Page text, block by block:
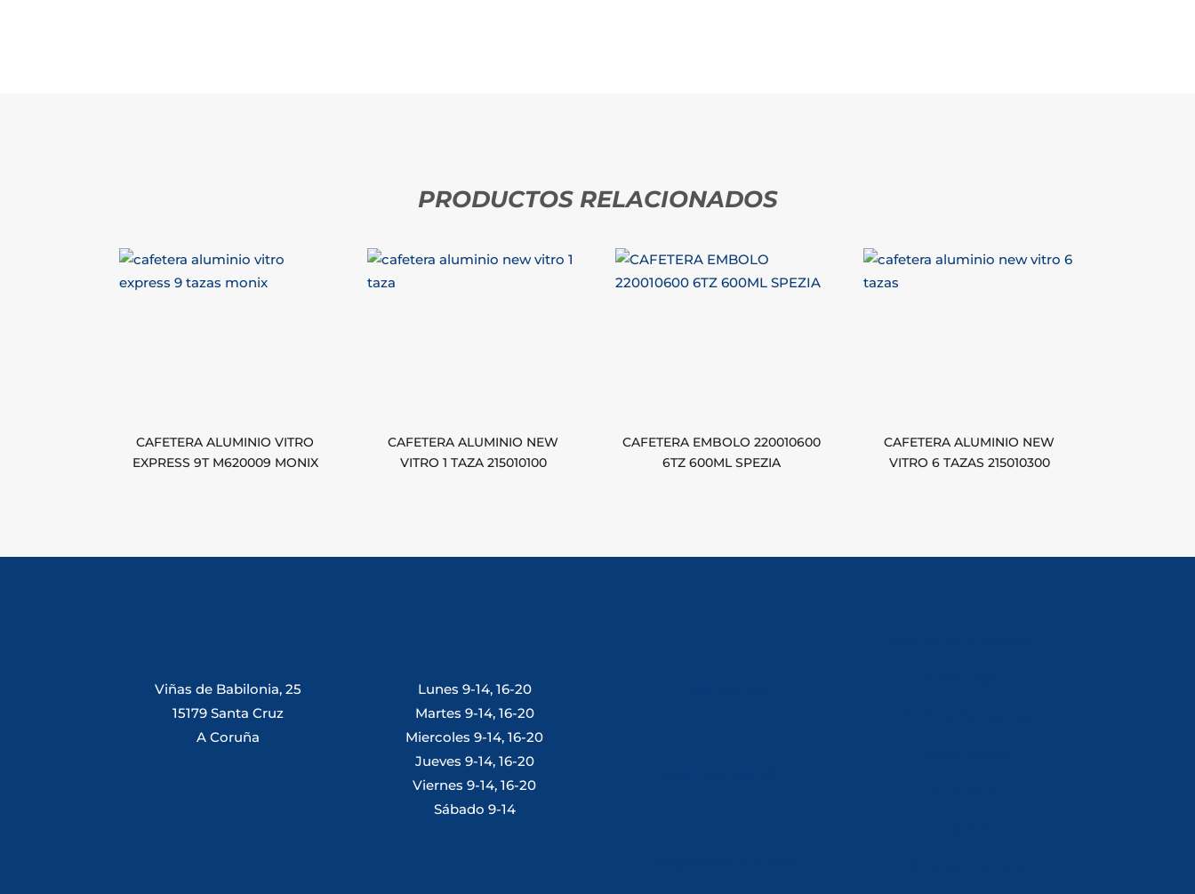
PRODUCTOS RELACIONADOS
CAFETERA ALUMINIO VITRO
EXPRESS 9T M620009 MONIX
CAFETERA ALUMINIO NEW
VITRO 1 TAZA 215010100
CAFETERA EMBOLO 220010600
6TZ 600ML SPEZIA
CAFETERA ALUMINIO NEW
VITRO 6 TAZAS 215010300
Viñas de Babilonia, 25
15179 Santa Cruz
A Coruña
Lunes 9-14, 16-20
Martes 9-14, 16-20
Miercoles 9-14, 16-20
Jueves 9-14, 16-20
Viernes 9-14, 16-20
Sábado 9-14